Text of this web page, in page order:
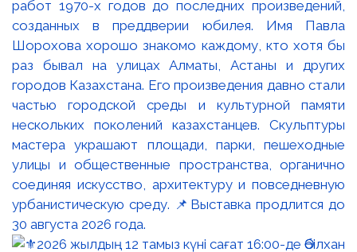
работ 1970-х годов до последних произведений,
созданных в преддверии юбилея. Имя Павла
Шорохова хорошо знакомо каждому, кто хотя бы
раз бывал на улицах Алматы, Астаны и других
городов Казахстана. Его произведения давно стали
частью городской среды и культурной памяти
нескольких поколений казахстанцев. Скульптуры
мастера украшают площади, парки, пешеходные
улицы и общественные пространства, органично
соединяя искусство, архитектуру и повседневную
урбанистическую среду. 📌Выставка продлится до
30 августа 2026 года.